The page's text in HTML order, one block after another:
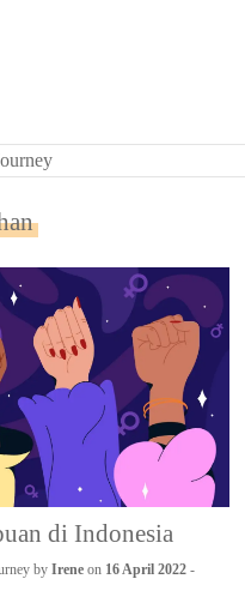
di Indonesia
byIrene on 16 April 2022 -